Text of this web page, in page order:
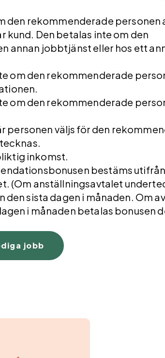
den rekommenderade personen
Den betalas inte om den
annan jobbtjänst eller hos ett
om den rekommenderade
om den rekommenderade
personen väljs för den
inkomst.
bestäms utifrån
(Om anställningsavtalet
den sista dagen i månaden. Om
i månaden betalas bonusen
jobb